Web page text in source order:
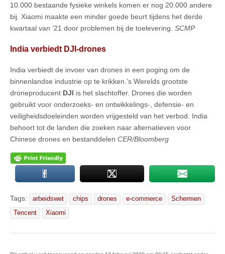
10.000 bestaande fysieke winkels komen er nog 20.000 andere
bij. Xiaomi maakte een minder goede beurt tijdens het derde
kwartaal van ’21 door problemen bij de toelevering. SCMP
India verbiedt DJI-drones
India verbiedt de invoer van drones in een poging om de
binnenlandse industrie op te krikken.’s Werelds grootste
droneproducent DJI is het slachtoffer. Drones die worden
gebruikt voor onderzoeks- en ontwikkelings-, defensie- en
veiligheidsdoeleinden worden vrijgesteld van het verbod. India
behoort tot de landen die zoeken naar alternatieven voor
Chinese drones en bestanddelen CER/Bloomberg
Tags: arbeidswet chips drones e-commerce
Schermen
Tencent
Xiaomi